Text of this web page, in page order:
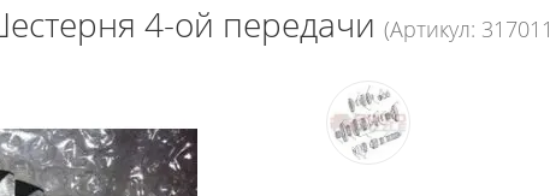
4-ой передачи (Артикул: